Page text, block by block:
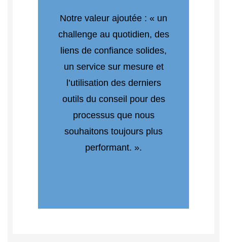
Notre valeur ajoutée : « un
challenge au quotidien, des
liens de confiance solides,
un service sur mesure et
l’utilisation des derniers
outils du conseil pour des
processus que nous
souhaitons toujours plus
performant. ».